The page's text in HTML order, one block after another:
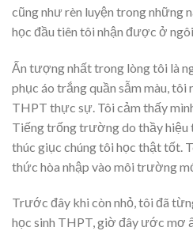
cũng như rèn luyện trong những
học đầu tiên tôi nhận được ở
Ấn tượng nhất trong lòng tôi là
phục áo trắng quần sẫm màu, tôi
THPT thực sự. Tôi cảm thấy
Tiếng trống trường do thầy hiệu
thúc giục chúng tôi học thật tốt.
thức hòa nhập vào môi trường
Trước đây khi còn nhỏ, tôi đã
học sinh THPT, giờ đây ước mơ